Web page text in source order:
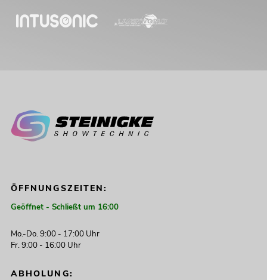
ÖFFNUNGSZEITEN:
Geöffnet - Schließt um 16:00
Mo.-Do. 9:00 - 17:00 Uhr
Fr. 9:00 - 16:00 Uhr
ABHOLUNG: